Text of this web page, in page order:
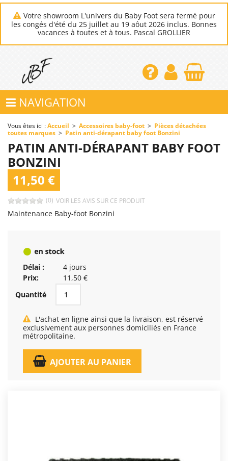
Votre showroom L'univers du Baby Foot sera fermé pour
les congés d'été du 25 juillet au 19 aôut 2026 inclus. Bonnes
vacances à toutes et à tous. Pascal GROLLIER
NAVIGATION
Vous êtes ici :Accueil > Accessoires baby-foot > Pièces détachées
toutes marques > Patin anti-dérapant baby foot Bonzini
PATIN ANTI-DÉRAPANT BABY FOOT
BONZINI
11,50 €
(0) VOIR LES AVIS SUR CE PRODUIT
Maintenance Baby-foot Bonzini
Délai :
4 jours
Prix:
11,50 €
Quantité
exclusivement aux personnes domiciliés en France
métropolitaine.
AJOUTER AU PANIER